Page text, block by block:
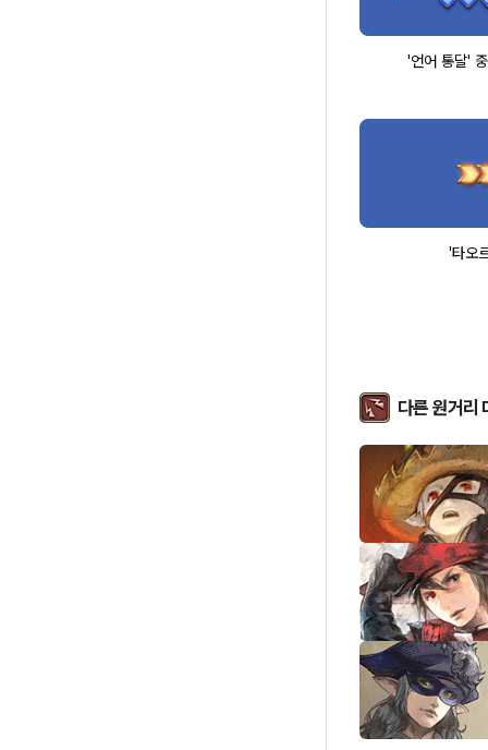
'언어 통달'
'타오
다른 원거리